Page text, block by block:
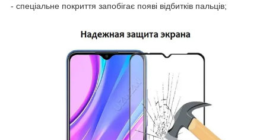
- спеціальне покриття запобігає появі відбитків пальців;